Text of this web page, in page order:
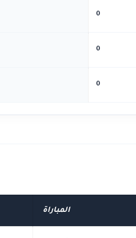
0
0
0
المباراة